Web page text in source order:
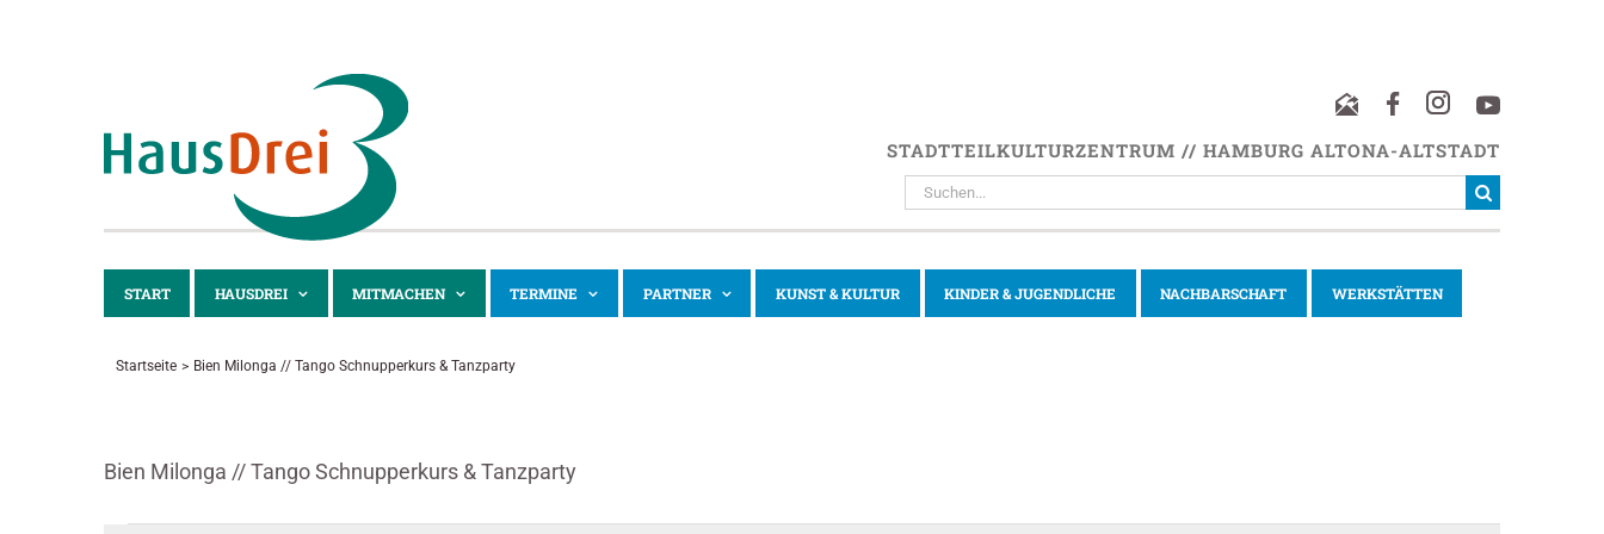
STADTTEILKULTURZENTRUM // HAMBURG ALTONA-ALTSTADT
SUCHE
NACH:
START HAUSDREI MITMACHEN TERMINE PARTNER KUNST & KULTUR KINDER & JUGENDLICHE NACHBARSCHAFT WERKSTÄTTEN
Startseite Bien Milonga // Tango Schnupperkurs & Tanzparty
Bien Milonga // Tango Schnupperkurs & Tanzparty